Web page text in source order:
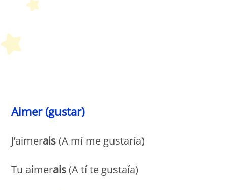
Aimer (gustar)
J’aimerais(A mí me gustaría)
Tu aimerais(A tí te gustaía)